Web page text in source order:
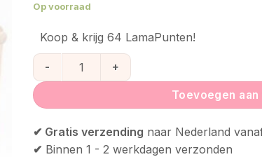
Op voorraad
Koop & krijg 64 LamaPunten!
Ette Tete Mopitri Uitbreiding Segment aantal
Toevoegen
✔ Gratis verzending naar Nederland
✔ Binnen 1 - 2 werkdagen verzonden